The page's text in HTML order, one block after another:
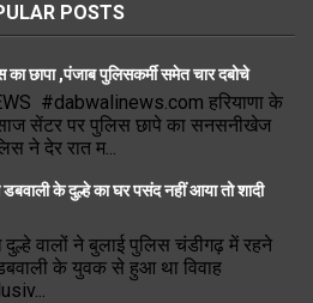
POSTS
छापा ,पंजाब पुलिसकर्मी समेत चार दबोचे
#dabwalinews.com हरियाणा के
सेंटर पर पुलिस छापे का सनसनीखेज
ने देर रात म...
के दुल्हे का घर पसंद नहीं आया तो शादी
वालों ने बुलाई पुलिस चंडीगढ़ में रहने
के युवक से हुआ था विवाह